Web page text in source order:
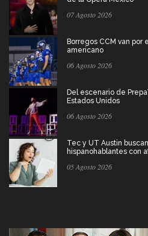
07 Agosto 2026
Borregos CCM van por
americano
06 Agosto 2026
Del escenario de
Estados Unidos
06 Agosto 2026
Tec y UT Austin
hispanohablantes con
05 Agosto 2026